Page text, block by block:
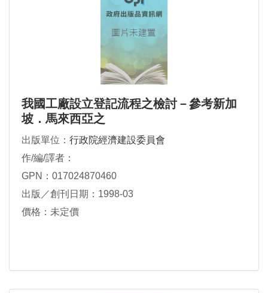
我國工廠設立登記流程之檢討－參考新加
坡．馬來西亞之
出版單位： 行政院經濟建設委員會
作/編/譯者：
GPN：017024870460
出版／創刊日期：1998-03
價格：未定價